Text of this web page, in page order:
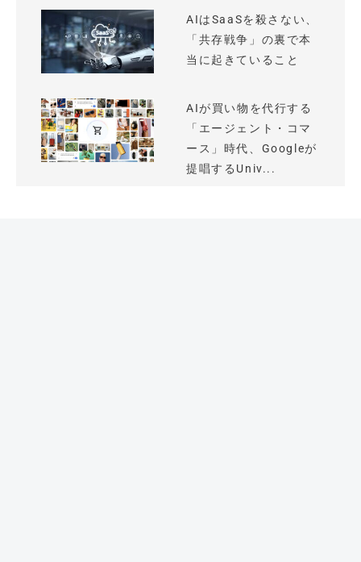
AIはSaaSを殺さない、
「共存戦争」の裏で本
当に起きていること
AIが買い物を代行する
「エージェント・コマ
ース」時代、Googleが
提唱するUniv...